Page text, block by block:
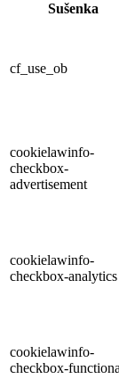
Sušenka
cf_use_ob
cookielawinfo-
checkbox-
advertisement
cookielawinfo-
checkbox-analytics
cookielawinfo-
checkbox-